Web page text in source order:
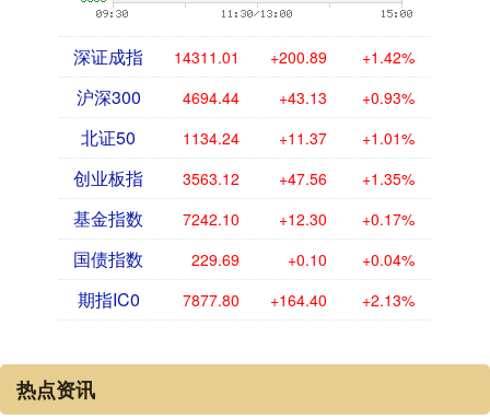
深证成指 14311.01 +200.89 +1.42%
沪深300 4694.44 +43.13 +0.93%
北证50 1134.24 +11.37 +1.01%
创业板指 3563.12 +47.56 +1.35%
基金指数 7242.10 +12.30 +0.17%
国债指数 229.69 +0.10 +0.04%
期指IC0 7877.80 +164.40 +2.13%
热点资讯